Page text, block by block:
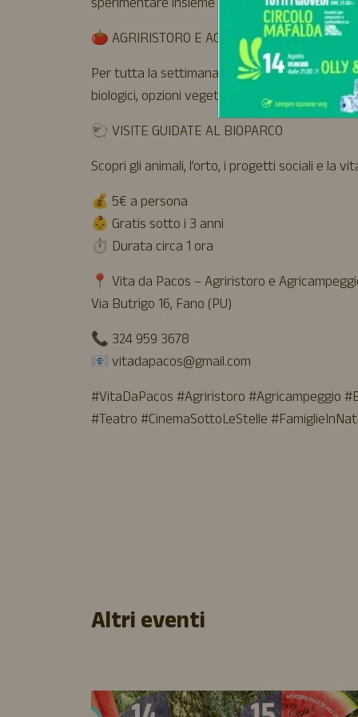
sperimentare insieme nuove forme di
🍅 AGRIRISTORO E AGRICAMPEGGIO
Per tutta la settimana sarà possibile
biologici, opzioni vegetariane e vegane,
🐑 VISITE GUIDATE AL BIOPARCO
Scopri gli animali, l’orto, i progetti sociali e la
💰 5€ a persona
👶 Gratis sotto i 3 anni
⏱️ Durata circa 1 ora
📍 Vita da Pacos – Agriristoro e
Via Butrigo 16, Fano (PU)
📞 324 959 3678
📧vitadapacos@gmail.com
#VitaDaPacos #Agriristoro #Agricampeggio
#Teatro #CinemaSottoLeStelle
Altri eventi